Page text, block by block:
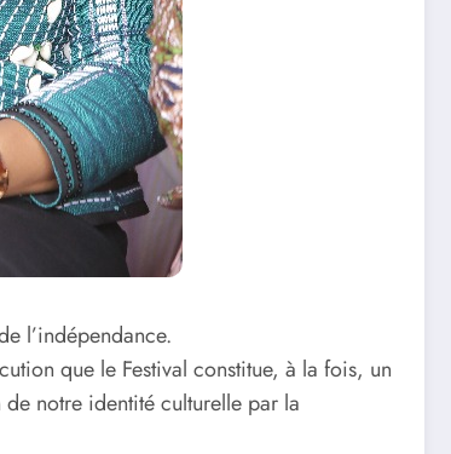
l’indépendance.
que le Festival constitue, à la fois, un
notre identité culturelle par la